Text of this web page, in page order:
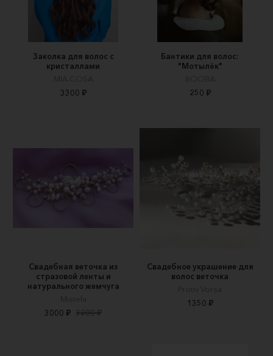
Заколка для волос с
кристаллами
MIA COSA
3300 ₽
Бантики для волос:
"Мотылёк"
BOOBA
250 ₽
Свадебная веточка из
стразовой ленты и
натурального жемчуга
Mistefa
3000 ₽ 3200 ₽
Свадебное украшение для
волос веточка
Protiv Vorsa
1350 ₽